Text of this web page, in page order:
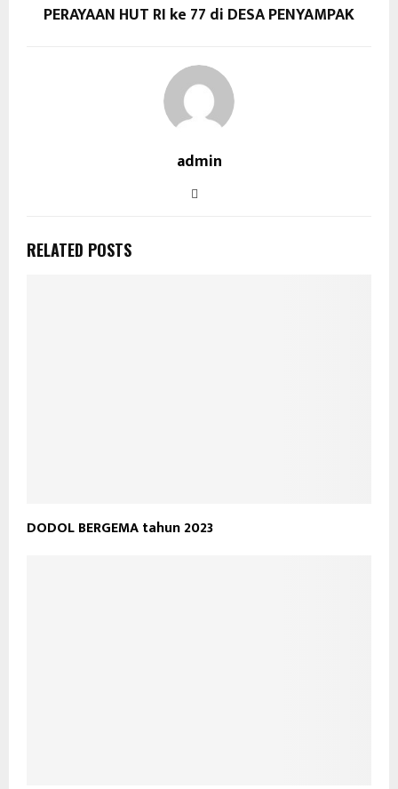
PERAYAAN HUT RI ke 77 di DESA PENYAMPAK
admin
RELATED POSTS
DODOL BERGEMA tahun 2023